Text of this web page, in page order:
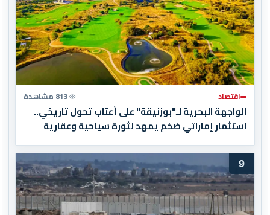
اقتصاد 813 مشاهدة
الواجهة البحرية لـ"بوزنيقة" على أعتاب تحول تاريخي..
استثمار إماراتي ضخم يمهد لثورة سياحية وعقارية
9